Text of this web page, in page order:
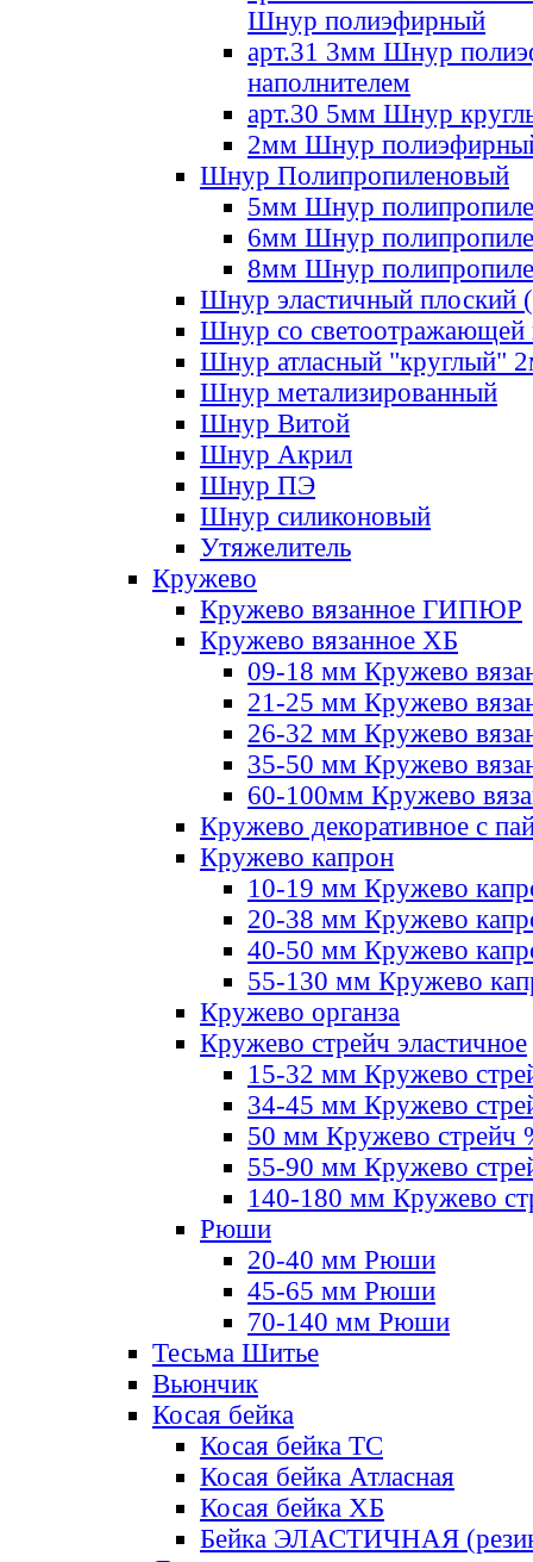
Шнур полиэфирный
арт.31 3мм Шнур
наполнителем
арт.30 5мм Шнур
2мм Шнур
Шнур Полипропиленовый
5мм Шнур
6мм Шнур
8мм Шнур
Шнур эластичный плоский
Шнур со светоотражающей
Шнур атласный "круглый"
Шнур метализированный
Шнур Витой
Шнур Акрил
Шнур ПЭ
Шнур силиконовый
Утяжелитель
Кружево
Кружево вязанное ГИПЮР
Кружево вязанное ХБ
09-18 мм Кружево
21-25 мм Кружево
26-32 мм Кружево
35-50 мм Кружево
60-100мм Кружево
Кружево декоративное с
Кружево капрон
10-19 мм Кружево
20-38 мм Кружево
40-50 мм Кружево
55-130 мм Кружево
Кружево органза
Кружево стрейч эластичное
15-32 мм Кружево
34-45 мм Кружево
50 мм Кружево стрейч
55-90 мм Кружево
140-180 мм Кружево
Рюши
20-40 мм Рюши
45-65 мм Рюши
70-140 мм Рюши
Тесьма Шитье
Вьюнчик
Косая бейка
Косая бейка ТС
Косая бейка Атласная
Косая бейка ХБ
Бейка ЭЛАСТИЧНАЯ